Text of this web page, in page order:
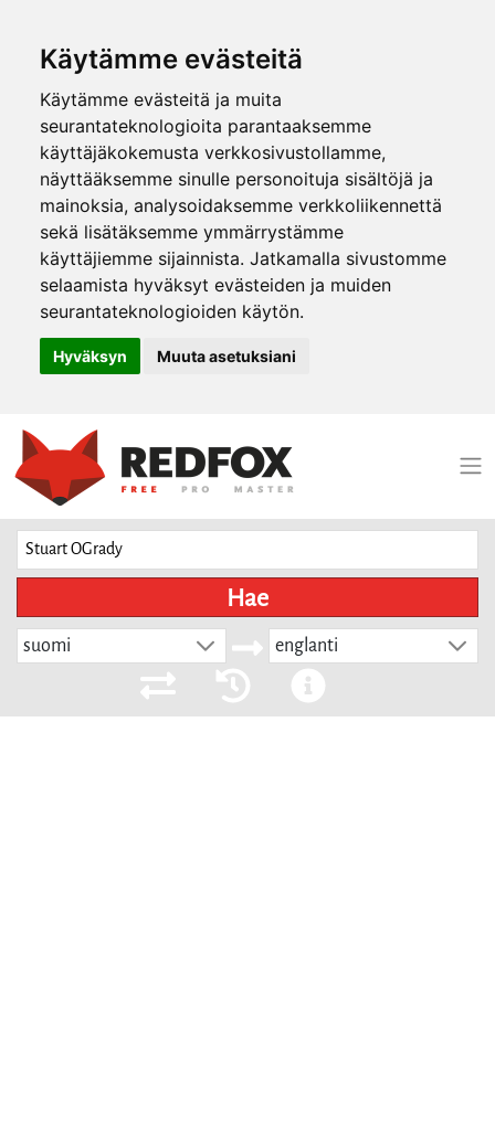
Käytämme evästeitä
Käytämme evästeitä ja muita
seurantateknologioita parantaaksemme
käyttäjäkokemusta verkkosivustollamme,
näyttääksemme sinulle personoituja sisältöjä ja
mainoksia, analysoidaksemme verkkoliikennettä
sekä lisätäksemme ymmärrystämme
käyttäjiemme sijainnista. Jatkamalla sivustomme
selaamista hyväksyt evästeiden ja muiden
seurantateknologioiden käytön.
Hyväksyn Muuta asetuksiani
Hae
suomi englanti